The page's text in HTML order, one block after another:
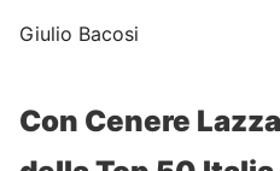
Giulio Bacosi
Con Cenere